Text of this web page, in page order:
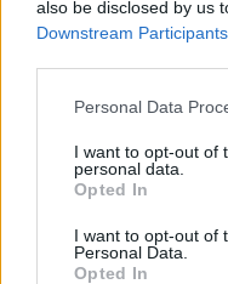
also be disclosed by us
Downstream Participants
Personal Data
I want to opt-out of
personal data.
Opted In
I want to opt-out of
Personal Data.
Opted In
09/08/2026 - 13:24 ΕΛΛΑΔΑ
την ασφάλεια από τα
09/08/2026 - 12:57
Πειραιά – Περίπου
και Σάββατο